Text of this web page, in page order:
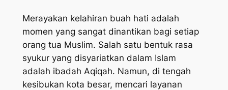
Merayakan kelahiran buah hati adalah
momen yang sangat dinantikan bagi setiap
orang tua Muslim. Salah satu bentuk rasa
syukur yang disyariatkan dalam Islam
adalah ibadah Aqiqah. Namun, di tengah
kesibukan kota besar, mencari layanan